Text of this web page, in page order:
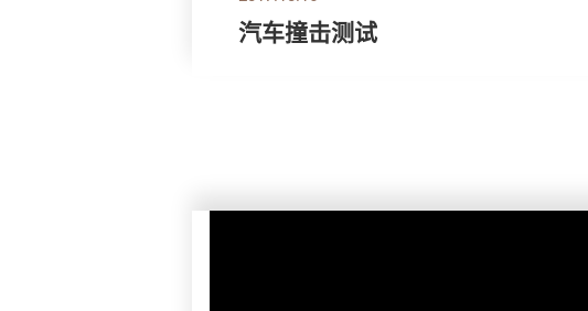
汽车撞击测试